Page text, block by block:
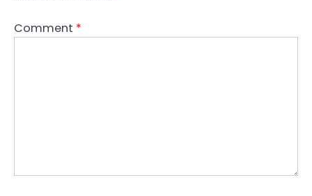
Comment *